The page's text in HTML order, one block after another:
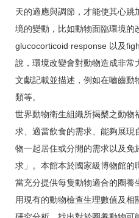
天的適應與調節，才能使其心
境的變動，比如動物面臨環境的
glucocorticoid response 以及
說，環境改變會對動物造成非常
文獻記載並描述，例如在嚙齒動
類等。
世界動物衛生組織所揭櫫之動
求、適當飲食的需求、能夠展現
物一起居住或分開的需求以及
求」。本館本於國家級博物館的
當充分提供每隻動物適合的圈養
用現有的動物檢查生理數值及